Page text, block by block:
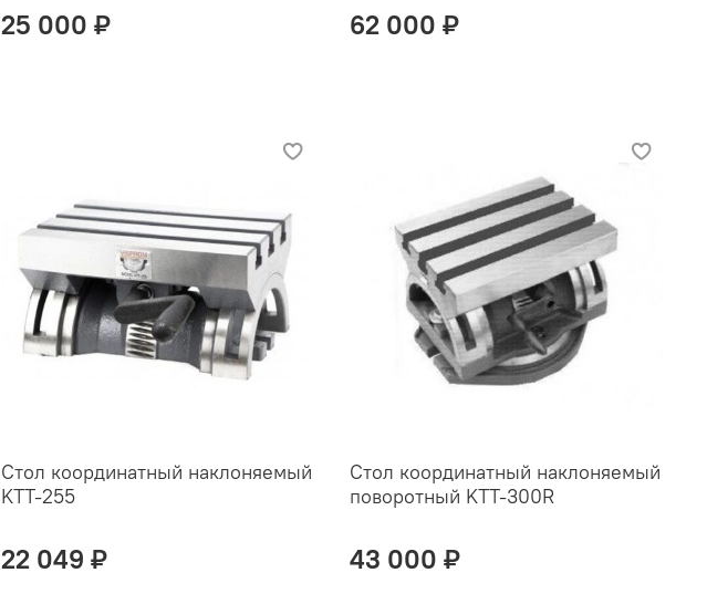
25 000 ₽ 62 000 ₽
Стол координатный наклоняемый
KTT-255
22 049 ₽
Стол координатный наклоняемый
поворотный KTT-300R
43 000 ₽